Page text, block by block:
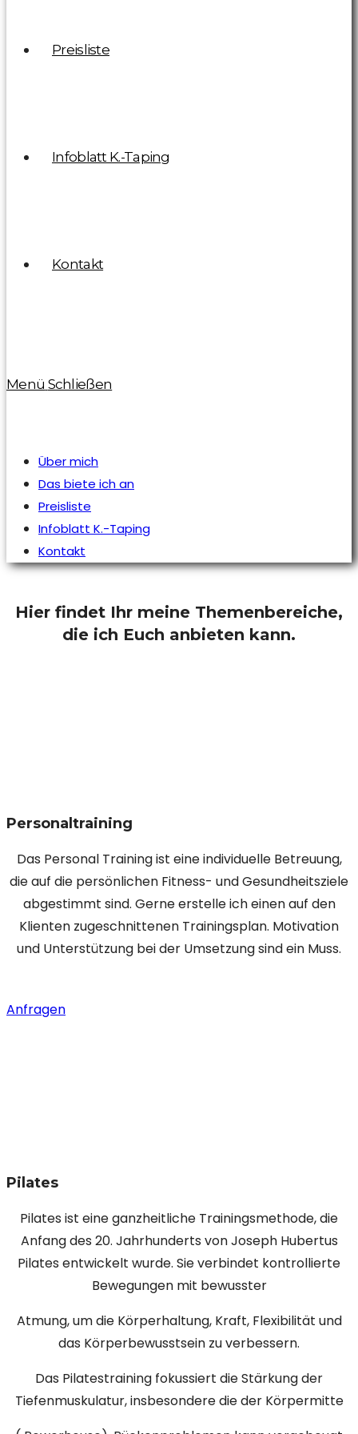
Preisliste
Infoblatt K.-Taping
Kontakt
Menü Schließen
Über mich
Das biete ich an
Preisliste
Infoblatt K.-Taping
Kontakt
Hier findet Ihr meine Themenbereiche,
die ich Euch anbieten kann.
Personaltraining
Das Personal Training ist eine individuelle Betreuung,
die auf die persönlichen Fitness- und Gesundheitsziele
abgestimmt sind. Gerne erstelle ich einen auf den
Klienten zugeschnittenen Trainingsplan. Motivation
und Unterstützung bei der Umsetzung sind ein Muss.
Anfragen
Pilates
Pilates ist eine ganzheitliche Trainingsmethode, die
Anfang des 20. Jahrhunderts von Joseph Hubertus
Pilates entwickelt wurde. Sie verbindet kontrollierte
Bewegungen mit bewusster
Atmung, um die Körperhaltung, Kraft, Flexibilität und
das Körperbewusstsein zu verbessern.
Das Pilatestraining fokussiert die Stärkung der
Tiefenmuskulatur, insbesondere die der Körpermitte